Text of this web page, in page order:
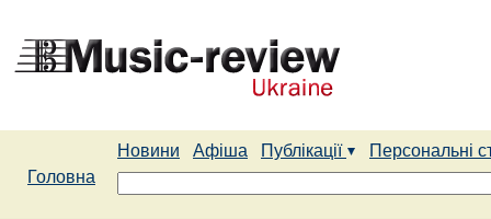
Новини Афіша Публікації
Персональні
Головна